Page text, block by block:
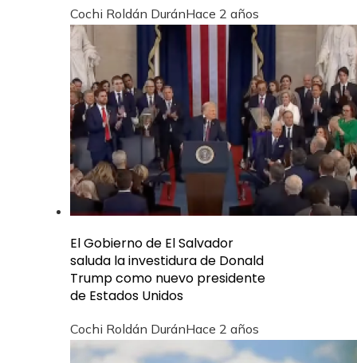
Cochi Roldán DuránHace 2 años
El Gobierno de El Salvador
saluda la investidura de Donald
Trump como nuevo presidente
de Estados Unidos
Cochi Roldán DuránHace 2 años